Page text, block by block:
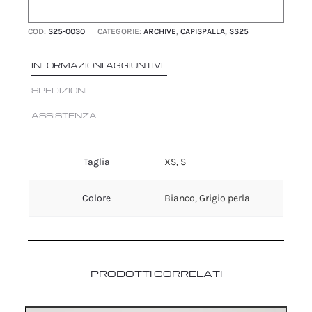
COD: S25-0030 CATEGORIE: ARCHIVE, CAPISPALLA, SS25
INFORMAZIONI AGGIUNTIVE
SPEDIZIONI
ASSISTENZA
Taglia XS, S
Colore Bianco, Grigio perla
PRODOTTI CORRELATI